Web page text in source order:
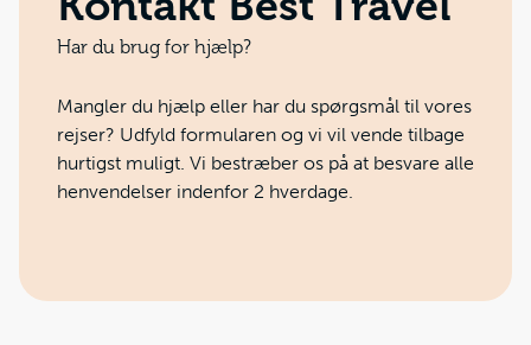
Har du brug for hjælp?
Mangler du hjælp eller har du spørgsmål til vores
rejser? Udfyld formularen og vi vil vende tilbage
hurtigst muligt. Vi bestræber os på at besvare alle
henvendelser indenfor 2 hverdage.